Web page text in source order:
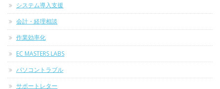
システム導入支援
会計・経理相談
作業効率化
EC MASTERS LABS
パソコントラブル
サポートレター